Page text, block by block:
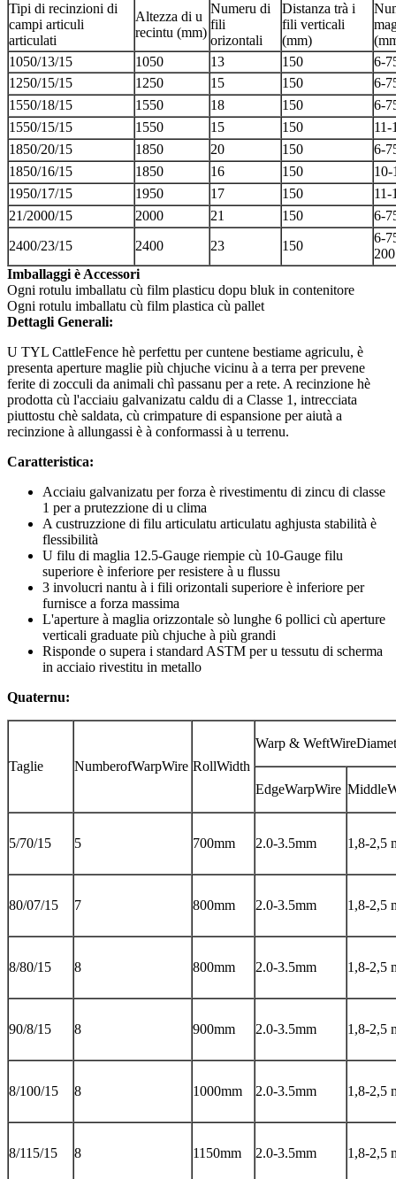
Tipi di recinzioni di
campi articuli
articulati
Altezza di u
recintu (mm)
Numeru di
fili
orizontali
Distanza trà i
fili verticali
(mm)
1050/13/15
1050 13 150
6-
1250/15/15
1250 15 150
6-
1550/18/15
1550 18 150
6-
1550/15/15
1550 15 150
11-
1850/20/15
1850 20 150
6-
1850/16/15
1850 16 150
10-
1950/17/15
1950 17 150
11-
21/2000/15
2000 21 150
6-
2400/23/15
2400 23 150
6-
200
Imballaggi è Accessori
Ogni rotulu imballatu cù film plasticu dopu bluk in contenitore
Ogni rotulu imballatu cù film plastica cù pallet
Dettagli Generali:
U TYL CattleFence hè perfettu per cuntene bestiame agriculu, è
presenta aperture maglie più chjuche vicinu à a terra per prevene
ferite di zocculi da animali chì passanu per a rete. A recinzione hè
prodotta cù l'acciaiu galvanizatu caldu di a Classe 1, intrecciata
piuttostu chè saldata, cù crimpature di espansione per aiutà a
recinzione à allungassi è à conformassi à u terrenu.
Caratteristica:
Acciaiu galvanizatu per forza è rivestimentu di zincu di classe
1 per a prutezzione di u clima
A custruzzione di filu articulatu articulatu aghjusta stabilità è
flessibilità
U filu di maglia 12.5-Gauge riempie cù 10-Gauge filu
superiore è inferiore per resistere à u flussu
3 involucri nantu à i fili orizontali superiore è inferiore per
furnisce a forza massima
L'aperture à maglia orizzontale sò lunghe 6 pollici cù aperture
verticali graduate più chjuche à più grandi
Risponde o supera i standard ASTM per u tessutu di scherma
in acciaio rivestitu in metallo
Quaternu:
Taglie NumberofWarpWire RollWidth
Warp &
EdgeWarpWire
5/70/15 5 700mm 2.0-3.5mm 1,8-2,5
80/07/15 7 800mm 2.0-3.5mm 1,8-2,5
8/80/15 8 800mm 2.0-3.5mm 1,8-2,5
90/8/15 8 900mm 2.0-3.5mm 1,8-2,5
8/100/15 8 1000mm 2.0-3.5mm 1,8-2,5
8/115/15 8 1150mm 2.0-3.5mm 1,8-2,5